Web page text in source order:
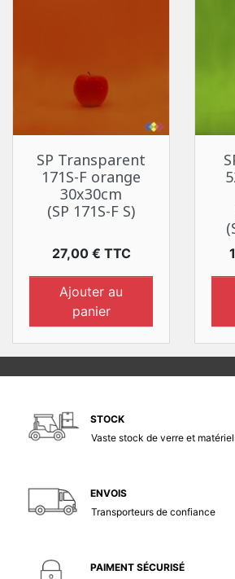
SP Transparent
171S-F orange
30x30cm
(SP 171S-F S)
Prix
27,00 € TTC
Ajouter au
panier
STOCK
Vaste stock de verre et
ENVOIS
Transporteurs de confiance
PAIMENT SÉCURISÉ